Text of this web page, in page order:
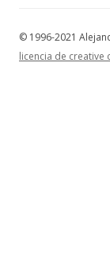
© 1996-2021
licencia de creative